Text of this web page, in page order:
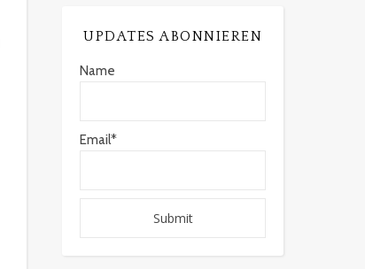
UPDATES ABONNIEREN
Name
Email*